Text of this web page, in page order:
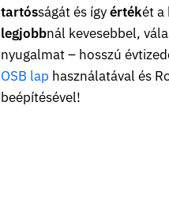
tartósságát és ígyértékét a
legjobbnál kevesebbel,
nyugalmat – hosszú
OSB lap használatával és
beépítésével!